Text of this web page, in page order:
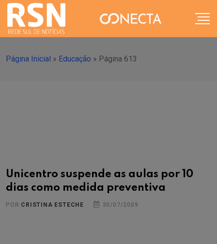
Página Inicial » Educação » Página 613
Unicentro suspende as aulas por 10
dias como medida preventiva
POR CRISTINA ESTECHE 30/07/2009